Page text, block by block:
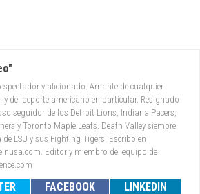
y aficionado. Amante de cualquier
y del deporte americano en particular. Resignado
seguidor de los Detroit Lions, Indiana Pacers,
y Toronto Maple Leafs. Death Valley siempre
de LSU y sus Fighting Tigers. Escribo en
Editor y miembro del equipo de
FACEBOOK
LINKEDIN